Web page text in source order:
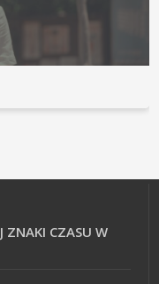
ZNAKI CZASU W